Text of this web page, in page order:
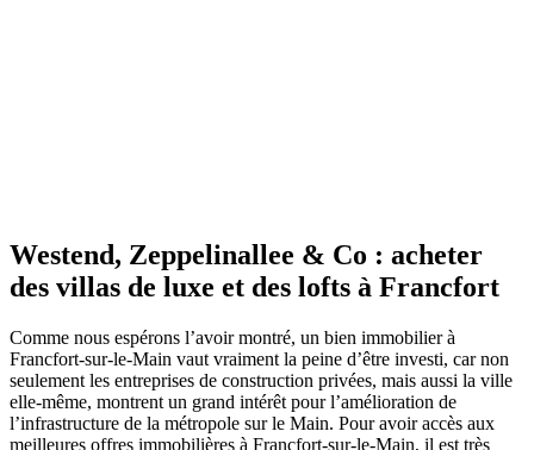
Westend, Zeppelinallee & Co : acheter
des villas de luxe et des lofts à Francfort
Comme nous espérons l’avoir montré, un bien immobilier à
Francfort-sur-le-Main vaut vraiment la peine d’être investi, car non
seulement les entreprises de construction privées, mais aussi la ville
elle-même, montrent un grand intérêt pour l’amélioration de
l’infrastructure de la métropole sur le Main. Pour avoir accès aux
meilleures offres immobilières à Francfort-sur-le-Main, il est très